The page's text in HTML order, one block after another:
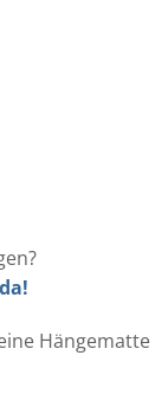
Hängematte